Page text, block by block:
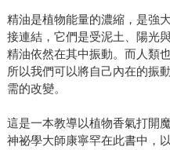
精油是植物能量的濃縮，是強
接連結，它們是受泥土、陽光
精油依然在其中振動。而人類
所以我們可以將自己內在的振
需的改變。
這是一本教導以植物香氣打開
神祕學大師康寧罕在此書中，